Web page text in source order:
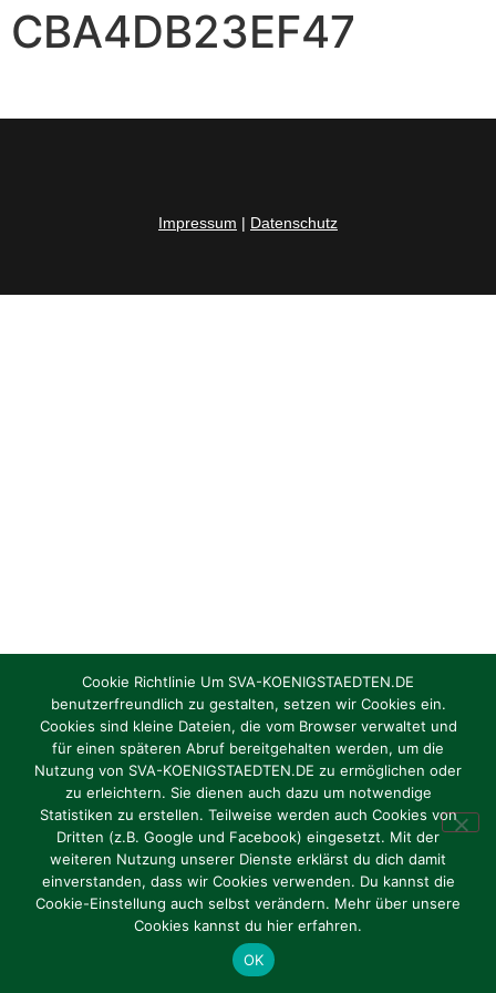
CBA4DB23EF47
Impressum | Datenschutz
Cookie Richtlinie Um SVA-KOENIGSTAEDTEN.DE
benutzerfreundlich zu gestalten, setzen wir Cookies ein.
Cookies sind kleine Dateien, die vom Browser verwaltet und
für einen späteren Abruf bereitgehalten werden, um die
Nutzung von SVA-KOENIGSTAEDTEN.DE zu ermöglichen oder
zu erleichtern. Sie dienen auch dazu um notwendige
Statistiken zu erstellen. Teilweise werden auch Cookies von
Dritten (z.B. Google und Facebook) eingesetzt. Mit der
weiteren Nutzung unserer Dienste erklärst du dich damit
einverstanden, dass wir Cookies verwenden. Du kannst die
Cookie-Einstellung auch selbst verändern. Mehr über unsere
Cookies kannst du hier erfahren.
OK